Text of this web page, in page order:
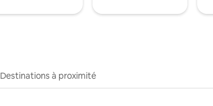
Destinations à proximité